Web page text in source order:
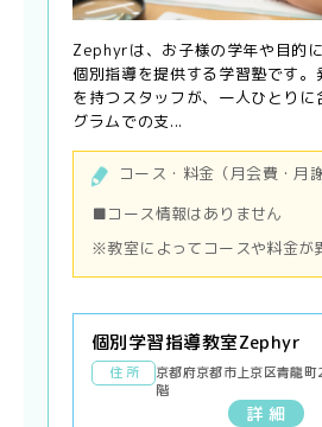
Zephyrは、お子様の学年や目的
個別指導を提供する学習塾です。
を持つスタッフが、一人ひとりに
グラムでの支...
コース・料金（月会費・月謝
■コース情報はありません
※教室によってコースや料金が
個別学習指導教室Zephyr
住 所
京都府京都市上京区青龍
階
詳 細